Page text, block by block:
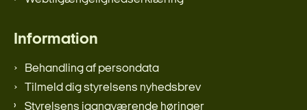
Information
Behandling af persondata
Tilmeld dig styrelsens nyhedsbrev
Styrelsens igangværende høringer